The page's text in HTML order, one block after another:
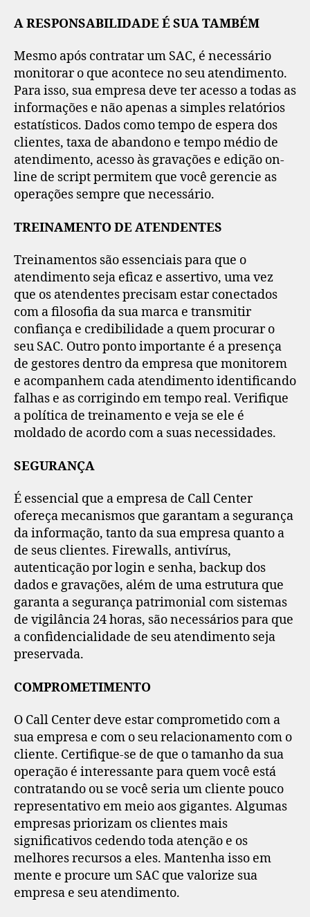
A RESPONSABILIDADE É SUA TAMBÉM
Mesmo após contratar um SAC, é necessário
monitorar o que acontece no seu atendimento.
Para isso, sua empresa deve ter acesso a todas as
informações e não apenas a simples relatórios
estatísticos. Dados como tempo de espera dos
clientes, taxa de abandono e tempo médio de
atendimento, acesso às gravações e edição on-
line de script permitem que você gerencie as
operações sempre que necessário.
TREINAMENTO DE ATENDENTES
Treinamentos são essenciais para que o
atendimento seja eficaz e assertivo, uma vez
que os atendentes precisam estar conectados
com a filosofia da sua marca e transmitir
confiança e credibilidade a quem procurar o
seu SAC. Outro ponto importante é a presença
de gestores dentro da empresa que monitorem
e acompanhem cada atendimento identificando
falhas e as corrigindo em tempo real. Verifique
a política de treinamento e veja se ele é
moldado de acordo com a suas necessidades.
SEGURANÇA
É essencial que a empresa de Call Center
ofereça mecanismos que garantam a segurança
da informação, tanto da sua empresa quanto a
de seus clientes. Firewalls, antivírus,
autenticação por login e senha, backup dos
dados e gravações, além de uma estrutura que
garanta a segurança patrimonial com sistemas
de vigilância 24 horas, são necessários para que
a confidencialidade de seu atendimento seja
preservada.
COMPROMETIMENTO
O Call Center deve estar comprometido com a
sua empresa e com o seu relacionamento com o
cliente. Certifique-se de que o tamanho da sua
operação é interessante para quem você está
contratando ou se você seria um cliente pouco
representativo em meio aos gigantes. Algumas
empresas priorizam os clientes mais
significativos cedendo toda atenção e os
melhores recursos a eles. Mantenha isso em
mente e procure um SAC que valorize sua
empresa e seu atendimento.